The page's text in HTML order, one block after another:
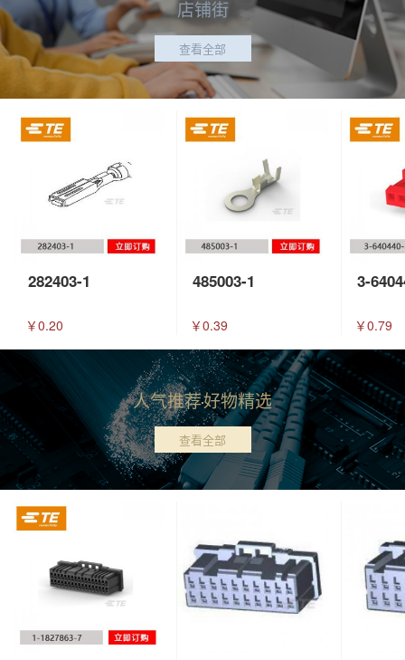
店铺街
查看全部
282403-1
￥0.20
485003-1
￥0.39
3-
￥0.79
人气推荐好物精选
查看全部